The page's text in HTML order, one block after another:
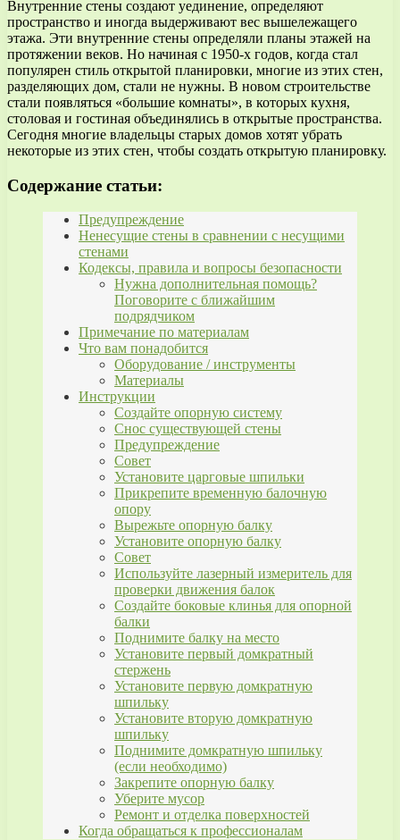
Внутренние стены создают уединение, определяют
пространство и иногда выдерживают вес вышележащего
этажа. Эти внутренние стены определяли планы этажей на
протяжении веков. Но начиная с 1950-х годов, когда стал
популярен стиль открытой планировки, многие из этих стен,
разделяющих дом, стали не нужны. В новом строительстве
стали появляться «большие комнаты», в которых кухня,
столовая и гостиная объединялись в открытые пространства.
Сегодня многие владельцы старых домов хотят убрать
некоторые из этих стен, чтобы создать открытую планировку.
Содержание статьи:
Предупреждение
Ненесущие стены в сравнении с несущими
стенами
Кодексы, правила и вопросы безопасности
Нужна дополнительная помощь?
Поговорите с ближайшим
подрядчиком
Примечание по материалам
Что вам понадобится
Оборудование / инструменты
Материалы
Инструкции
Создайте опорную систему
Снос существующей стены
Предупреждение
Совет
Установите царговые шпильки
Прикрепите временную балочную
опору
Вырежьте опорную балку
Установите опорную балку
Совет
Используйте лазерный измеритель для
проверки движения балок
Создайте боковые клинья для опорной
балки
Поднимите балку на место
Установите первый домкратный
стержень
Установите первую домкратную
шпильку
Установите вторую домкратную
шпильку
Поднимите домкратную шпильку
(если необходимо)
Закрепите опорную балку
Уберите мусор
Ремонт и отделка поверхностей
Когда обращаться к профессионалам